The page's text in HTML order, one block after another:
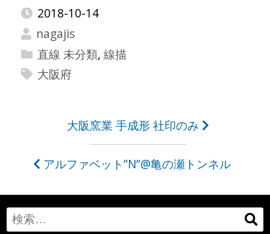
2018-10-14
nagajis
直線 未分類, 線描
大阪府
ビ
ゲ
大阪窯業 手成形 社印のみ
アルファベット”N”@亀の瀬トンネル
Search